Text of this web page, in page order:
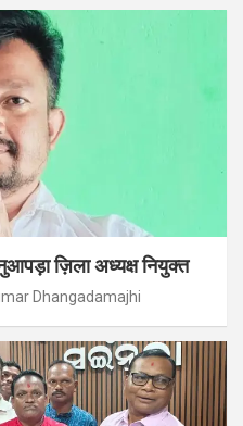
नुआपड़ा ज़िला अध्यक्ष नियुक्त
Dhangadamajhi